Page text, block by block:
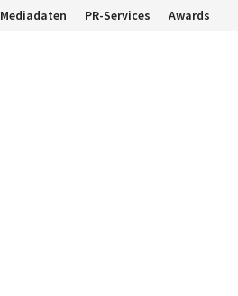
Mediadaten PR-Services Awards